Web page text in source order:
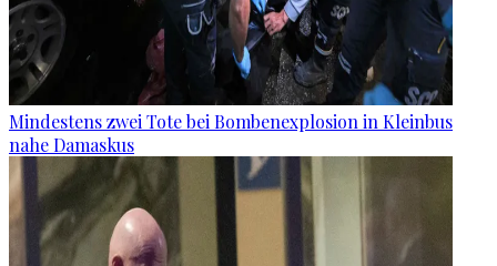
Mindestens zwei Tote bei Bombenexplosion in Kleinbus
nahe Damaskus